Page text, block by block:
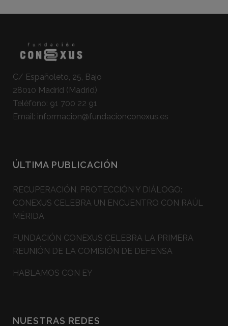
C/ Españoleto, 25, Bajo
28010 Madrid (Madrid)
Teléfono: 91 700 22 91
Email: informacion@fundacionconexus.es
ÚLTIMA PUBLICACIÓN
RECUPERACIÓN, PROTECCIÓN Y DIÁLOGO:
CONEXUS CELEBRA UN ENCUENTRO CON RAÚL
MÉRIDA
FUNDACIÓN CONEXUS CELEBRA LA PRIMERA
REUNIÓN DE LA COMISIÓN DE DEFENSA
HABLAMOS CON EY
NUESTRAS REDES